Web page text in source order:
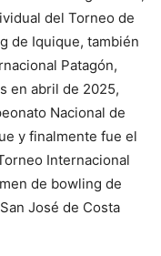
del Torneo de
de Iquique, también
Patagón,
en abril de 2025,
Nacional de
y finalmente fue el
Internacional
de bowling de
José de Costa